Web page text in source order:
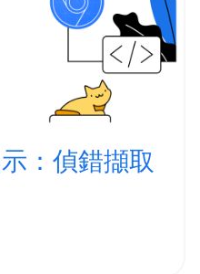
：偵錯擷取